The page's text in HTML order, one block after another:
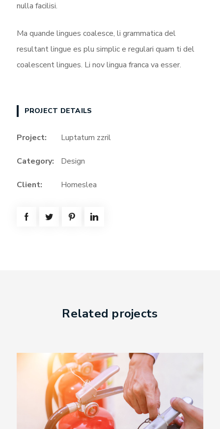
nulla facilisi.
Ma quande lingues coalesce, li grammatica del
resultant lingue es plu simplic e regulari quam ti del
coalescent lingues. Li nov lingua franca va esser.
PROJECT DETAILS
Project: Luptatum zzril
Category: Design
Client: Homeslea
Related projects